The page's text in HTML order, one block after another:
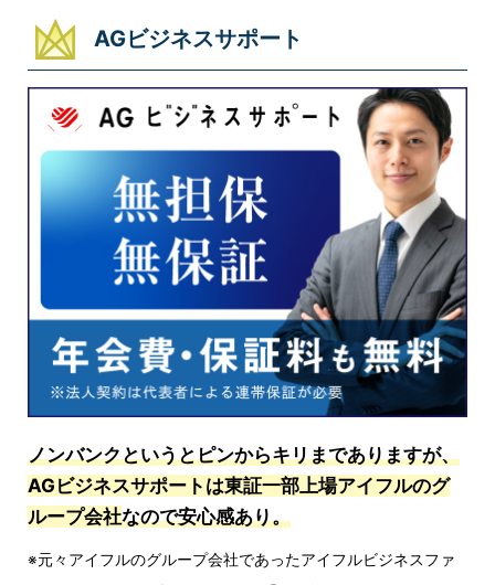
AGビジネスサポート
ノンバンクというとピンからキリまでありますが、
AGビジネスサポートは東証一部上場アイフルのグ
ループ会社なので安心感あり。
※元々アイフルのグループ会社であったアイフルビジネスファ